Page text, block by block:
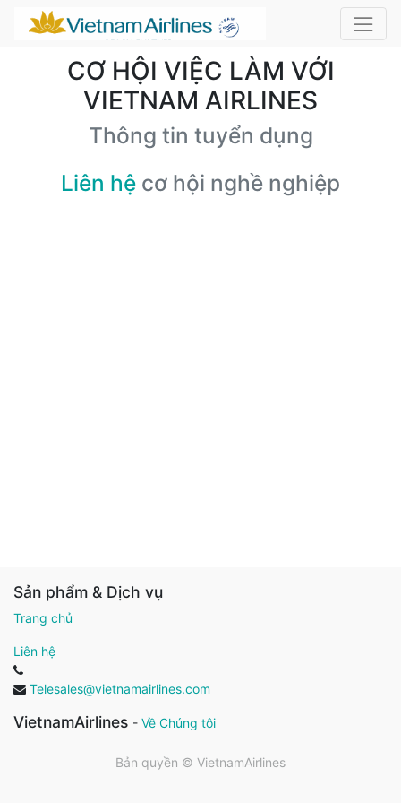
CƠ HỘI VIỆC LÀM VỚI
VIETNAM AIRLINES
Thông tin tuyển dụng
Liên hệ cơ hội nghề nghiệp
Sản phẩm & Dịch vụ
Trang chủ
Liên hệ
Telesales@vietnamairlines.com
VietnamAirlines - Về Chúng tôi
Bản quyền © VietnamAirlines